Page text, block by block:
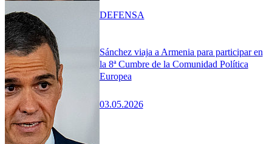
Sánchez viaja a Armenia para participar en
la 8ª Cumbre de la Comunidad Política
Europea
03.05.2026
DEFENSA